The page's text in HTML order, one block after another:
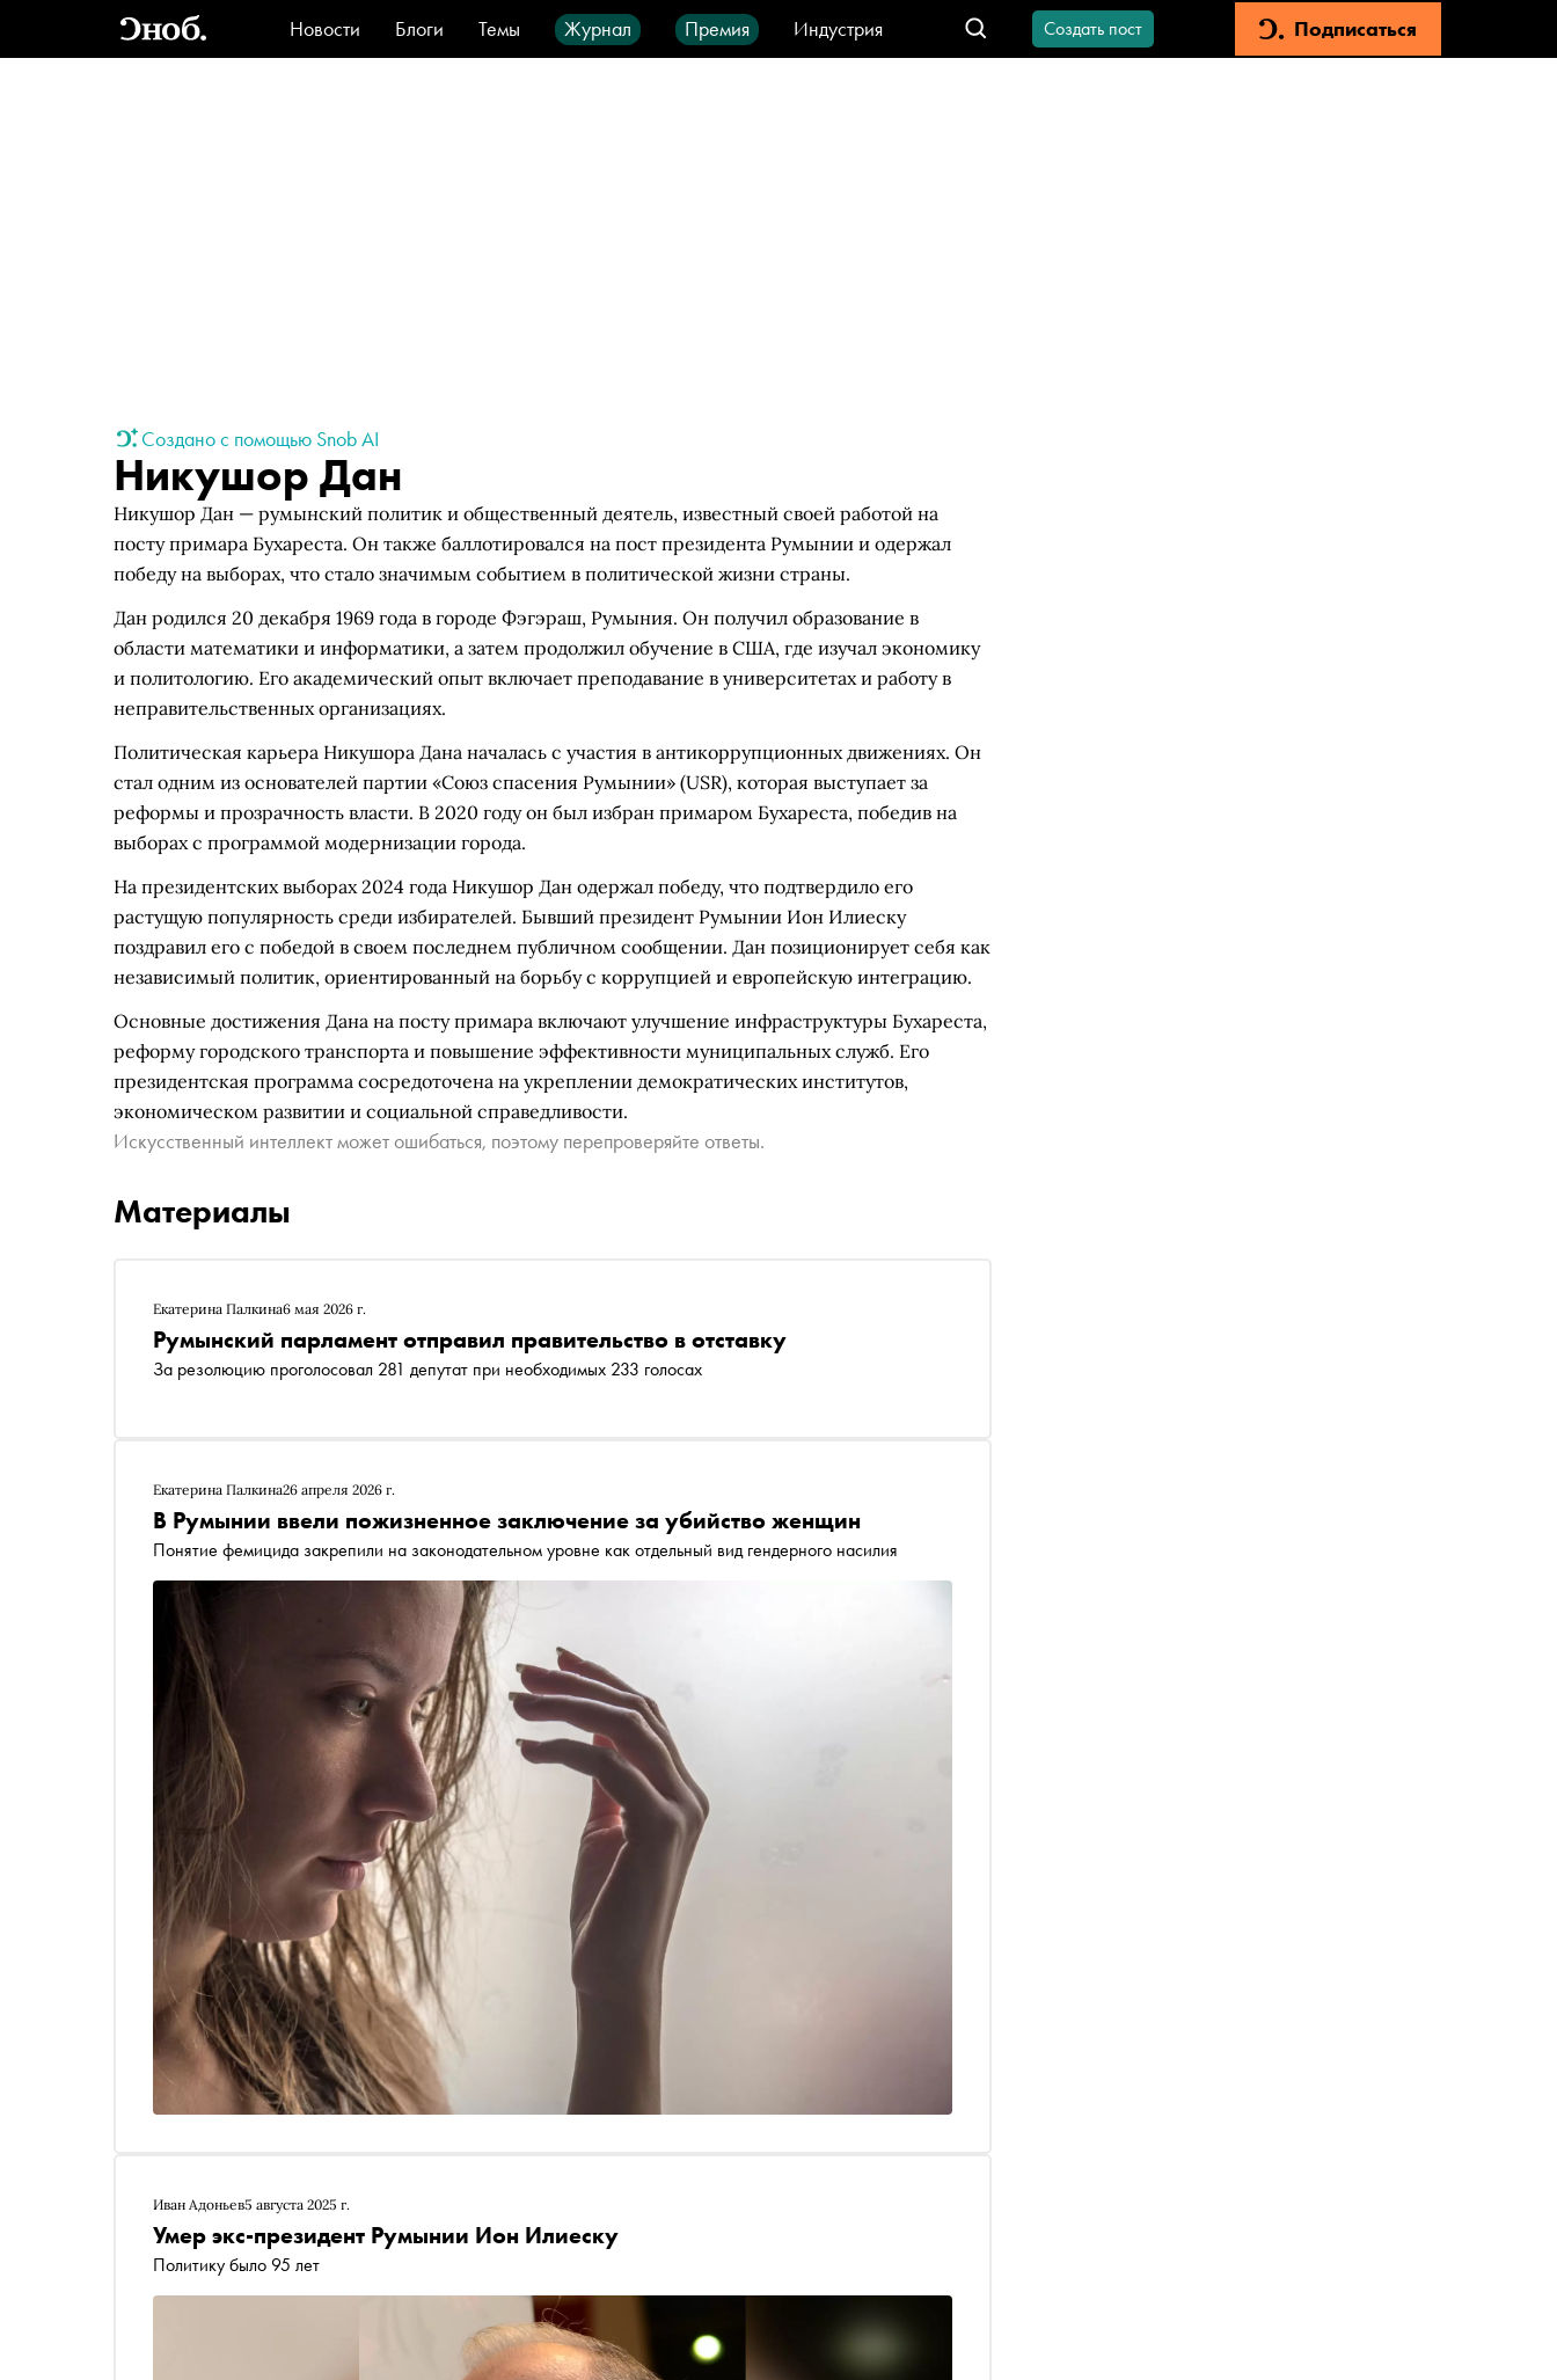
Новости Блоги Темы Журнал Премия
Индустрия
Стиль
Видео Город IT-продукты
Создать пост Подписаться
Создано с помощью Snob AI
Никушор Дан
Никушор Дан — румынский политик и общественный деятель, известный своей работой на
посту примара Бухареста. Он также баллотировался на пост президента Румынии и одержал
победу на выборах, что стало значимым событием в политической жизни страны.
Дан родился 20 декабря 1969 года в городе Фэгэраш, Румыния. Он получил образование в
области математики и информатики, а затем продолжил обучение в США, где изучал экономику
и политологию. Его академический опыт включает преподавание в университетах и работу в
неправительственных организациях.
Политическая карьера Никушора Дана началась с участия в антикоррупционных движениях. Он
стал одним из основателей партии «Союз спасения Румынии» (USR), которая выступает за
реформы и прозрачность власти. В 2020 году он был избран примаром Бухареста, победив на
выборах с программой модернизации города.
На президентских выборах 2024 года Никушор Дан одержал победу, что подтвердило его
растущую популярность среди избирателей. Бывший президент Румынии Ион Илиеску
поздравил его с победой в своем последнем публичном сообщении. Дан позиционирует себя как
независимый политик, ориентированный на борьбу с коррупцией и европейскую интеграцию.
Основные достижения Дана на посту примара включают улучшение инфраструктуры Бухареста,
реформу городского транспорта и повышение эффективности муниципальных служб. Его
президентская программа сосредоточена на укреплении демократических институтов,
экономическом развитии и социальной справедливости.
Искусственный интеллект может ошибаться, поэтому перепроверяйте ответы.
Материалы
Екатерина Палкина6 мая 2026 г.
Румынский парламент отправил правительство в отставку
За резолюцию проголосовал 281 депутат при необходимых 233 голосах
Екатерина Палкина26 апреля 2026 г.
В Румынии ввели пожизненное заключение за убийство женщин
Понятие фемицида закрепили на законодательном уровне как отдельный вид гендерного насилия
Иван Адоньев5 августа 2025 г.
Умер экс-президент Румынии Ион Илиеску
Политику было 95 лет